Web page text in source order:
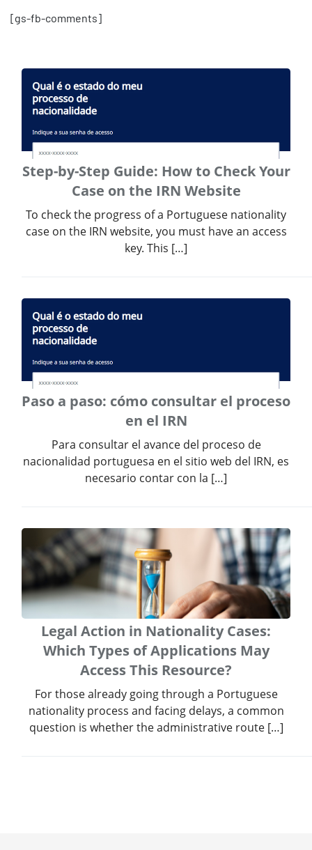
[gs-fb-comments]
Step-by-Step Guide: How to Check Your
Case on the IRN Website
To check the progress of a Portuguese nationality
case on the IRN website, you must have an access
key. This […]
Paso a paso: cómo consultar el proceso
en el IRN
Para consultar el avance del proceso de
nacionalidad portuguesa en el sitio web del IRN, es
necesario contar con la […]
Legal Action in Nationality Cases:
Which Types of Applications May
Access This Resource?
For those already going through a Portuguese
nationality process and facing delays, a common
question is whether the administrative route […]